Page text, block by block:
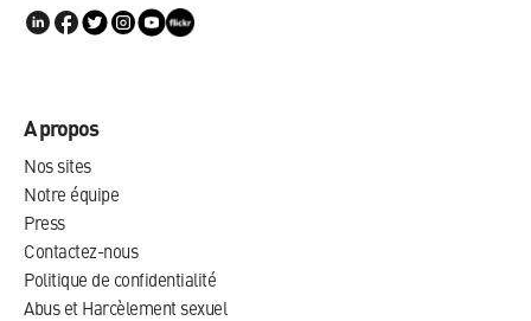
A propos
Nos sites
Notre équipe
Press
Contactez-nous
Politique de confidentialité
Abus et Harcèlement sexuel